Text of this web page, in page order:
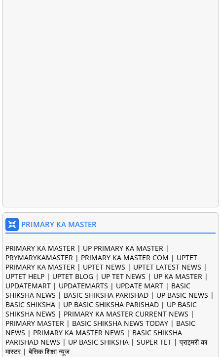
PRIMARY KA MASTER
PRIMARY KA MASTER | UP PRIMARY KA MASTER |
PRYMARYKAMASTER | PRIMARY KA MASTER COM | UPTET
PRIMARY KA MASTER | UPTET NEWS | UPTET LATEST NEWS |
UPTET HELP | UPTET BLOG | UP TET NEWS | UP KA MASTER |
UPDATEMART | UPDATEMARTS | UPDATE MART | BASIC
SHIKSHA NEWS | BASIC SHIKSHA PARISHAD | UP BASIC NEWS |
BASIC SHIKSHA | UP BASIC SHIKSHA PARISHAD | UP BASIC
SHIKSHA NEWS | PRIMARY KA MASTER CURRENT NEWS |
PRIMARY MASTER | BASIC SHIKSHA NEWS TODAY | BASIC
NEWS | PRIMARY KA MASTER NEWS | BASIC SHIKSHA
PARISHAD NEWS | UP BASIC SHIKSHA | SUPER TET | प्राइमरी का
मास्टर | बेसिक शिक्षा न्यूज